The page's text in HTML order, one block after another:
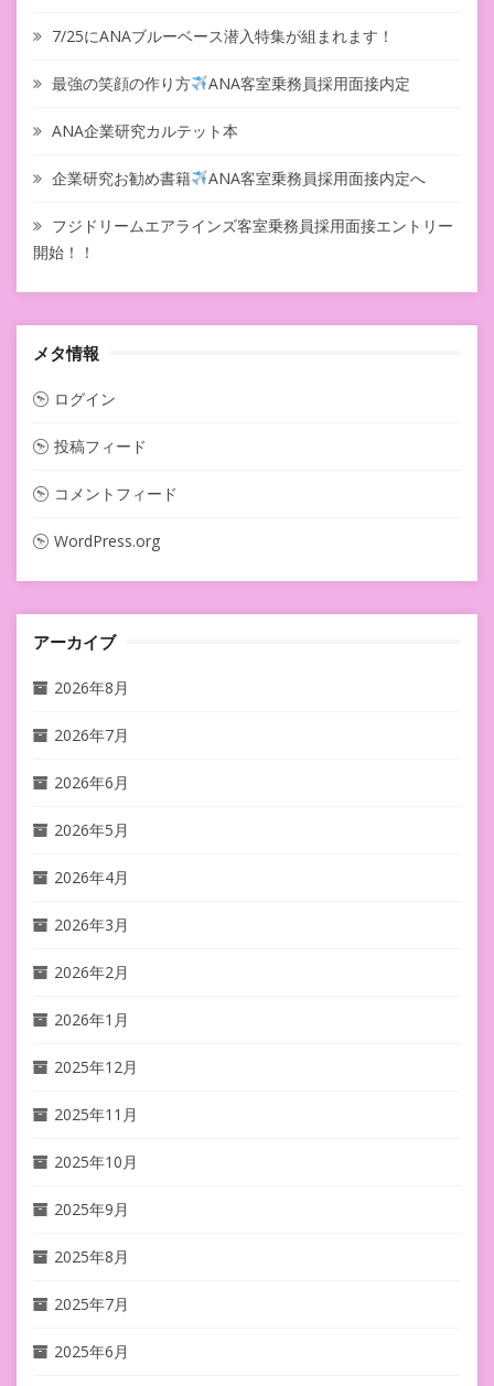
7/25にANAブルーベース潜入特集が組まれます！
最強の笑顔の作り方 ANA客室乗務員採用面接内定
ANA企業研究カルテット本
企業研究お勧め書籍 ANA客室乗務員採用面接内定へ
フジドリームエアラインズ客室乗務員採用面接エントリー
開始！！
メタ情報
ログイン
投稿フィード
コメントフィード
WordPress.org
アーカイブ
2026年8月
2026年7月
2026年6月
2026年5月
2026年4月
2026年3月
2026年2月
2026年1月
2025年12月
2025年11月
2025年10月
2025年9月
2025年8月
2025年7月
2025年6月